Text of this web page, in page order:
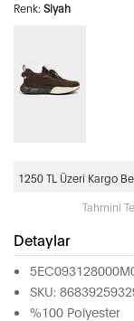
Renk: Siyah
1250 TL Üzeri Kargo
Tahmini
Detaylar
SKU:
%100 Polyester